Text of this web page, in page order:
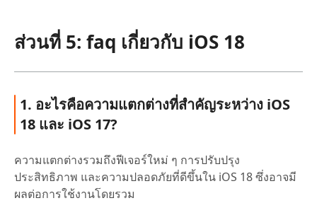
ส่วนที่ 5: faq เกี่ยวกับ iOS 18
1. อะไรคือความแตกต่างที่สำคัญระหว่าง iOS
18 และ iOS 17?
ความแตกต่างรวมถึงฟีเจอร์ใหม่ ๆ การปรับปรุง
ประสิทธิภาพ และความปลอดภัยที่ดีขึ้นใน iOS 18 ซึ่งอาจมี
ผลต่อการใช้งานโดยรวม